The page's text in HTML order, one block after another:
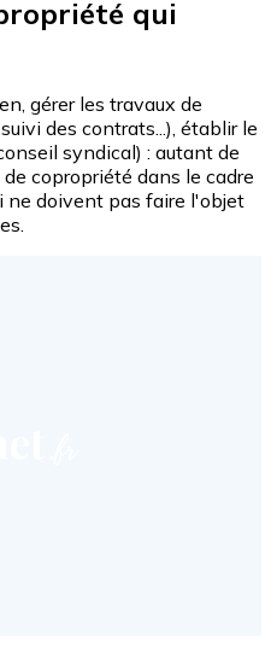
qui
gérer les travaux de
des contrats...), établir le
syndical) : autant de
copropriété dans le cadre
ne doivent pas faire l'objet